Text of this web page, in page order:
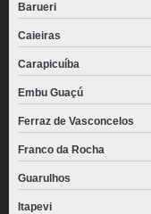
Barueri
Caieiras
Carapicuíba
Embu Guaçú
Ferraz de Vasconcelos
Franco da Rocha
Guarulhos
Itapevi